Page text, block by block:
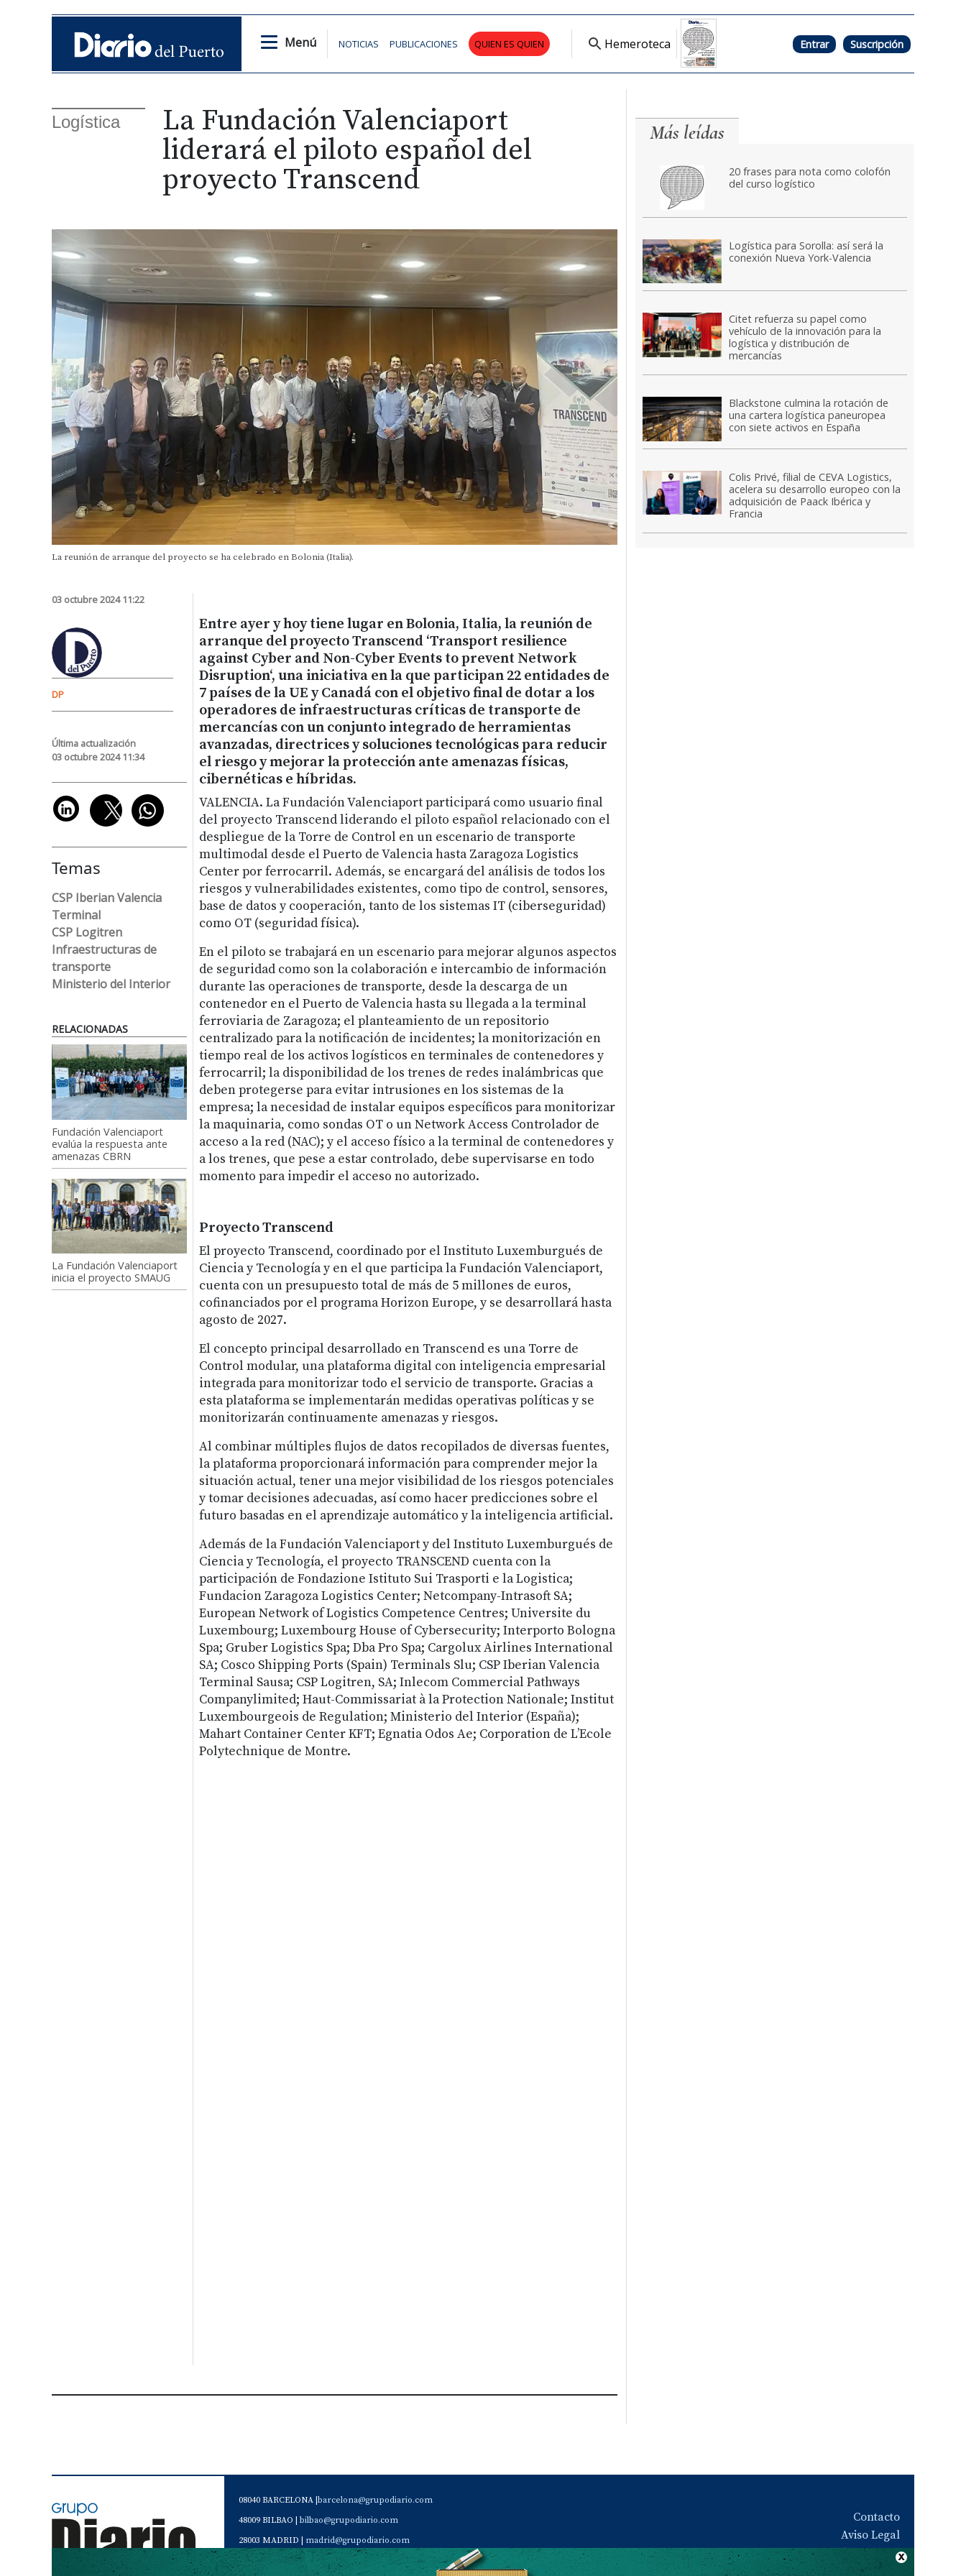
Menú NOTICIAS PUBLICACIONES QUIEN ES QUIEN Hemeroteca Entrar Suscripción
Logística
La Fundación Valenciaport
liderará el piloto español del
proyecto Transcend
La reunión de arranque del proyecto se ha celebrado en Bolonia (Italia).
03 octubre 2024 11:22
DP
Última actualización
03 octubre 2024 11:34
Temas
CSP Iberian Valencia
Terminal
CSP Logitren
Infraestructuras de
transporte
Ministerio del Interior
RELACIONADAS
Fundación Valenciaport
evalúa la respuesta ante
amenazas CBRN
La Fundación Valenciaport
inicia el proyecto SMAUG
Entre ayer y hoy tiene lugar en Bolonia, Italia, la reunión de
arranque del proyecto Transcend ‘Transport resilience
against Cyber and Non-Cyber Events to prevent Network
Disruption‘, una iniciativa en la que participan 22 entidades de
7 países de la UE y Canadá con el objetivo final de dotar a los
operadores de infraestructuras críticas de transporte de
mercancías con un conjunto integrado de herramientas
avanzadas, directrices y soluciones tecnológicas para reducir
el riesgo y mejorar la protección ante amenazas físicas,
cibernéticas e híbridas.
VALENCIA. La Fundación Valenciaport participará como usuario final
del proyecto Transcend liderando el piloto español relacionado con el
despliegue de la Torre de Control en un escenario de transporte
multimodal desde el Puerto de Valencia hasta Zaragoza Logistics
Center por ferrocarril. Además, se encargará del análisis de todos los
riesgos y vulnerabilidades existentes, como tipo de control, sensores,
base de datos y cooperación, tanto de los sistemas IT (ciberseguridad)
como OT (seguridad física).
En el piloto se trabajará en un escenario para mejorar algunos aspectos
de seguridad como son la colaboración e intercambio de información
durante las operaciones de transporte, desde la descarga de un
contenedor en el Puerto de Valencia hasta su llegada a la terminal
ferroviaria de Zaragoza; el planteamiento de un repositorio
centralizado para la notificación de incidentes; la monitorización en
tiempo real de los activos logísticos en terminales de contenedores y
ferrocarril; la disponibilidad de los trenes de redes inalámbricas que
deben protegerse para evitar intrusiones en los sistemas de la
empresa; la necesidad de instalar equipos específicos para monitorizar
la maquinaria, como sondas OT o un Network Access Controlador de
acceso a la red (NAC); y el acceso físico a la terminal de contenedores y
a los trenes, que pese a estar controlado, debe supervisarse en todo
momento para impedir el acceso no autorizado.
Proyecto Transcend
El proyecto Transcend, coordinado por el Instituto Luxemburgués de
Ciencia y Tecnología y en el que participa la Fundación Valenciaport,
cuenta con un presupuesto total de más de 5 millones de euros,
cofinanciados por el programa Horizon Europe, y se desarrollará hasta
agosto de 2027.
El concepto principal desarrollado en Transcend es una Torre de
Control modular, una plataforma digital con inteligencia empresarial
integrada para monitorizar todo el servicio de transporte. Gracias a
esta plataforma se implementarán medidas operativas políticas y se
monitorizarán continuamente amenazas y riesgos.
Al combinar múltiples flujos de datos recopilados de diversas fuentes,
la plataforma proporcionará información para comprender mejor la
situación actual, tener una mejor visibilidad de los riesgos potenciales
y tomar decisiones adecuadas, así como hacer predicciones sobre el
futuro basadas en el aprendizaje automático y la inteligencia artificial.
Además de la Fundación Valenciaport y del Instituto Luxemburgués de
Ciencia y Tecnología, el proyecto TRANSCEND cuenta con la
participación de Fondazione Istituto Sui Trasporti e la Logistica;
Fundacion Zaragoza Logistics Center; Netcompany-Intrasoft SA;
European Network of Logistics Competence Centres; Universite du
Luxembourg; Luxembourg House of Cybersecurity; Interporto Bologna
Spa; Gruber Logistics Spa; Dba Pro Spa; Cargolux Airlines International
SA; Cosco Shipping Ports (Spain) Terminals Slu; CSP Iberian Valencia
Terminal Sausa; CSP Logitren, SA; Inlecom Commercial Pathways
Companylimited; Haut-Commissariat à la Protection Nationale; Institut
Luxembourgeois de Regulation; Ministerio del Interior (España);
Mahart Container Center KFT; Egnatia Odos Ae; Corporation de L’Ecole
Polytechnique de Montre.
Más leídas
20 frases para nota como colofón
del curso logístico
Logística para Sorolla: así será la
conexión Nueva York-Valencia
Citet refuerza su papel como
vehículo de la innovación para la
logística y distribución de
mercancías
Blackstone culmina la rotación de
una cartera logística paneuropea
con siete activos en España
Colis Privé, filial de CEVA Logistics,
acelera su desarrollo europeo con la
adquisición de Paack Ibérica y
Francia
08040 BARCELONA | barcelona@grupodiario.com
48009 BILBAO | bilbao@grupodiario.com
28003 MADRID | madrid@grupodiario.com
46120 Alboraya. VALENCIA |
valencia@grupodiario.com
Contacto
Aviso Legal
Quiénes somos
Política de privacidad